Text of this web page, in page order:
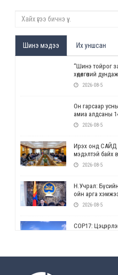
Шинэ мэдээ Их уншсан
“Шинэ тойрог
хөдөлгөөний
2026-08-5
Он гарсаар
амиа алдсаны
2026-08-5
Ирэх онд САЙД
мэдэлтэй байх
2026-08-5
Н.Учрал:
ойн арга
2026-08-5
СОР17: